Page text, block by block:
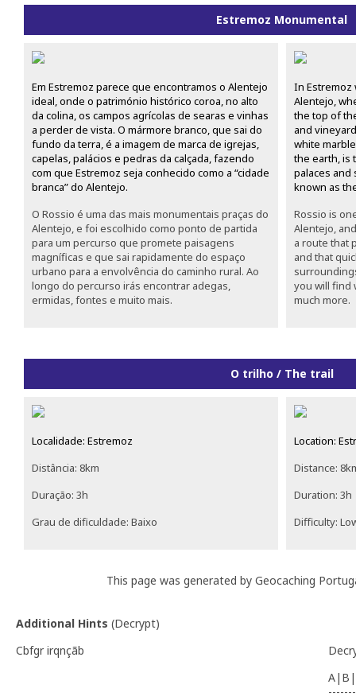
Estremoz Monumental
Em Estremoz parece que encontramos o Alentejo
ideal, onde o património histórico coroa, no alto
da colina, os campos agrícolas de searas e vinhas
a perder de vista. O mármore branco, que sai do
fundo da terra, é a imagem de marca de igrejas,
capelas, palácios e pedras da calçada, fazendo
com que Estremoz seja conhecido como a “cidade
branca” do Alentejo.
O Rossio é uma das mais monumentais praças do
Alentejo, e foi escolhido como ponto de partida
para um percurso que promete paisagens
magníficas e que sai rapidamente do espaço
urbano para a envolvência do caminho rural. Ao
longo do percurso irás encontrar adegas,
ermidas, fontes e muito mais.
In Estremoz
Alentejo,
the top of
and
white
the earth, is
palaces and
known as
Rossio is
Alentejo,
a route that
and that
you will find
much more.
O trilho / The trail
Localidade: Estremoz
Distância: 8km
Duração: 3h
Grau de dificuldade: Baixo
Location:
Distance:
Duration: 3h
Difficulty:
This page was generated by Geocaching
Additional Hints (Decrypt)
Cbfgr irqnçãb